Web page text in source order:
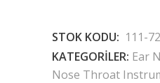
STOK KODU: 111-
KATEGORILER: Ear
Nose Throat